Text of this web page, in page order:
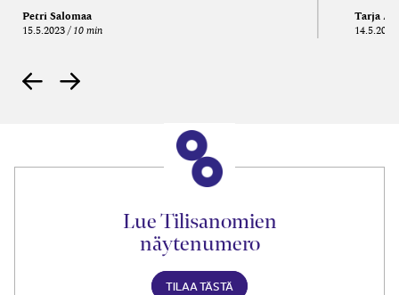
Petri Salomaa
15.5.2023 10 min
Tarja
14.5.2021
Lue Tilisanomien
näytenumero
TILAA TÄSTÄ